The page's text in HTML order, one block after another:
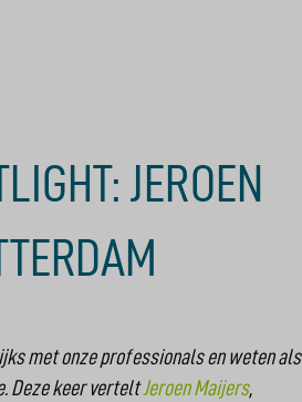
JEROEN
met onze professionals en weten als
Deze keer verteltJeroen Maijers,